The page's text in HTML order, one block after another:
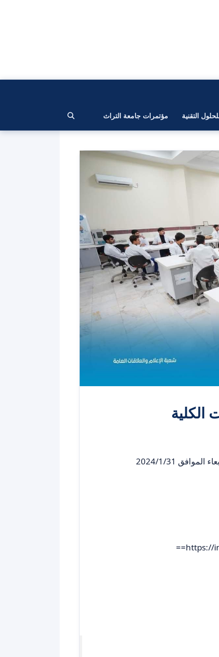
التقنية مؤتمرات جامعة التراث
الكلية
2024/1/31
https://